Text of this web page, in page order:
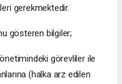
gerekmektedir.
gösteren bilgiler;
görevliler ile
(halka arz edilen